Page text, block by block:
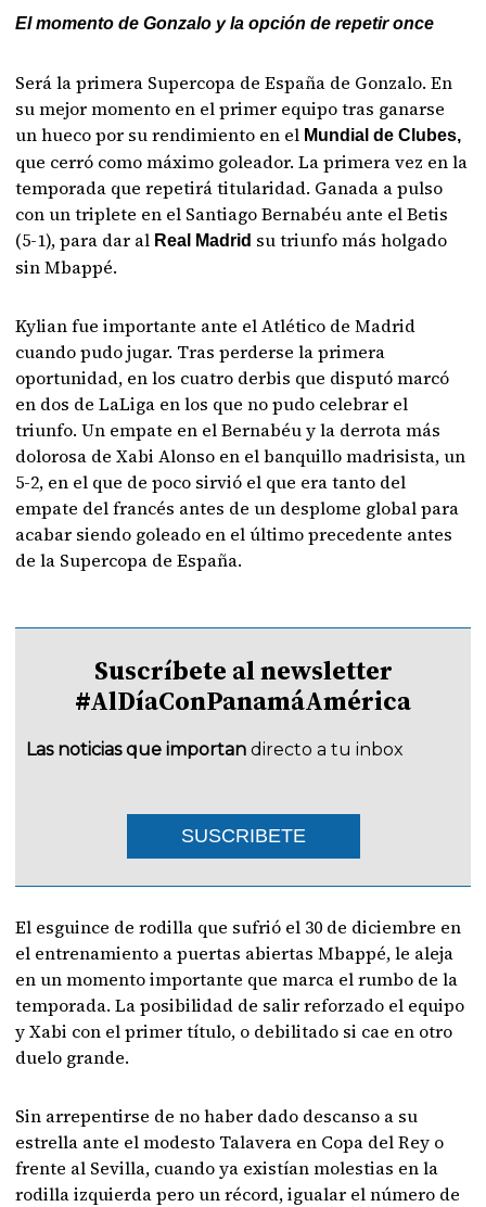
El momento de Gonzalo y la opción de repetir once
Será la primera Supercopa de España de Gonzalo. En
su mejor momento en el primer equipo tras ganarse
un hueco por su rendimiento en el Mundial de Clubes,
que cerró como máximo goleador. La primera vez en la
temporada que repetirá titularidad. Ganada a pulso
con un triplete en el Santiago Bernabéu ante el Betis
(5-1), para dar al Real Madrid su triunfo más holgado
sin Mbappé.
Kylian fue importante ante el Atlético de Madrid
cuando pudo jugar. Tras perderse la primera
oportunidad, en los cuatro derbis que disputó marcó
en dos de LaLiga en los que no pudo celebrar el
triunfo. Un empate en el Bernabéu y la derrota más
dolorosa de Xabi Alonso en el banquillo madrisista, un
5-2, en el que de poco sirvió el que era tanto del
empate del francés antes de un desplome global para
acabar siendo goleado en el último precedente antes
de la Supercopa de España.
Suscríbete al newsletter
#AlDíaConPanamáAmérica
Las noticias que importan directo a tu inbox
SUSCRIBETE
El esguince de rodilla que sufrió el 30 de diciembre en
el entrenamiento a puertas abiertas Mbappé, le aleja
en un momento importante que marca el rumbo de la
temporada. La posibilidad de salir reforzado el equipo
y Xabi con el primer título, o debilitado si cae en otro
duelo grande.
Sin arrepentirse de no haber dado descanso a su
estrella ante el modesto Talavera en Copa del Rey o
frente al Sevilla, cuando ya existían molestias en la
rodilla izquierda pero un récord, igualar el número de